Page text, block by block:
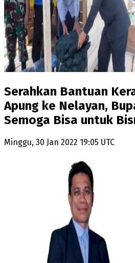
Serahkan Bantuan
Apung ke Nelayan,
Semoga Bisa untuk
Minggu, 30 Jan 2022 19:05 UTC